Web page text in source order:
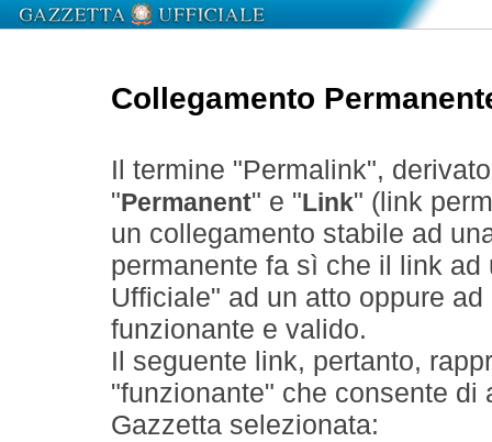
Collegamento
Il termine "Permalink",
" Permanent" e " Link" (link
un collegamento stabile ad
permanente fa sì che il link
Ufficiale" ad un atto oppure
funzionante e valido.
Il seguente link, pertanto,
"funzionante" che consente
Gazzetta selezionata: